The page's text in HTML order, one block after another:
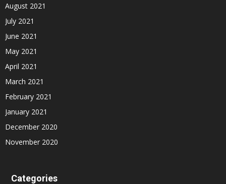
August 2021
July 2021
June 2021
May 2021
April 2021
March 2021
February 2021
January 2021
December 2020
November 2020
Categories